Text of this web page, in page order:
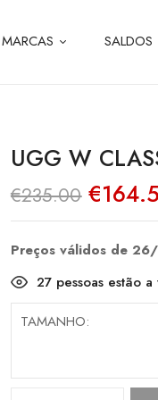
MARCAS SALDOS
UGG W
€235.00 O
preço
€
Preços válidos de
27 pessoas estão
TAMANHO